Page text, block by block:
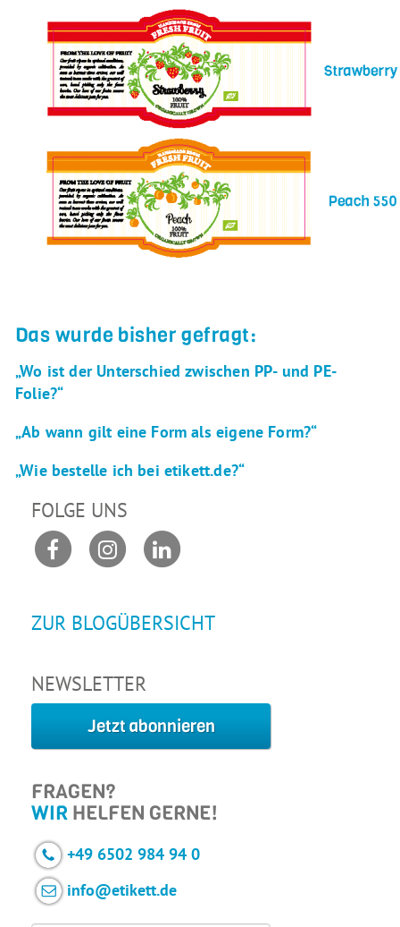
Das wurde bisher gefragt:
„Wo ist der Unterschied zwischen PP- und PE-
Folie?“
„Ab wann gilt eine Form als eigene Form?“
„Wie bestelle ich bei etikett.de?“
FOLGE UNS
ZUR BLOGÜBERSICHT
NEWSLETTER
Jetzt abonnieren
FRAGEN?
WIR HELFEN GERNE!
+49 6502 984 94 0
info@etikett.de